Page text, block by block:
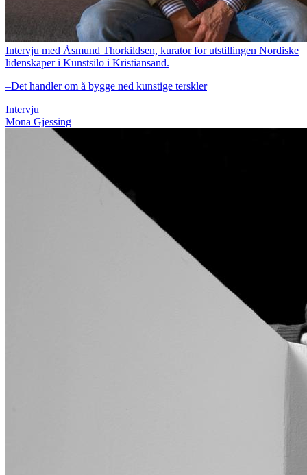
Intervju med Åsmund Thorkildsen, kurator for utstillingen Nordiske
lidenskaper i Kunstsilo i Kristiansand.
–Det handler om å bygge ned kunstige terskler
Intervju
Mona Gjessing